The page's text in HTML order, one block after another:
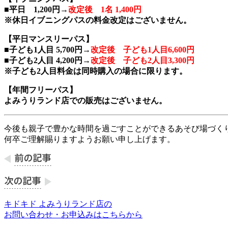
■平日 1,200円→改定後 1名 1,400円
※休日イブニングパスの料金改定はございません。
【平日マンスリーパス】
■子ども1人目 5,700円→改定後 子ども1人目6,600円
■子ども2人目 4,200円→改定後 子ども2人目3,300円
※子ども2人目料金は同時購入の場合に限ります。
【年間フリーパス】
よみうりランド店での販売はございません。
今後も親子で豊かな時間を過ごすことができるあそび場づく
何卒ご理解賜りますようお願い申し上げます。
キドキド よみうりランド店の
お問い合わせ・お申込みはこちらから